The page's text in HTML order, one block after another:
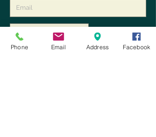
Phone Email Address Facebook